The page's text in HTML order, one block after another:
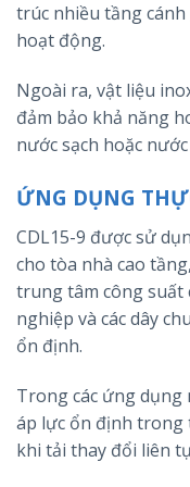
trúc nhiều tầng
hoạt động.
Ngoài ra, vật liệu
đảm bảo khả năng
nước sạch hoặc
ỨNG DỤNG
CDL15-9 được sử
cho tòa nhà cao
trung tâm công suất
nghiệp và các dây
ổn định.
Trong các ứng dụng
áp lực ổn định trong
khi tải thay đổi liên